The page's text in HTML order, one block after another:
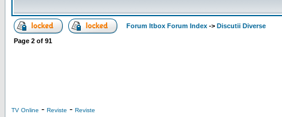
Forum Itbox Forum Index -> Discutii Diverse
Page 2 of 91
TV Online - Reviste - Reviste